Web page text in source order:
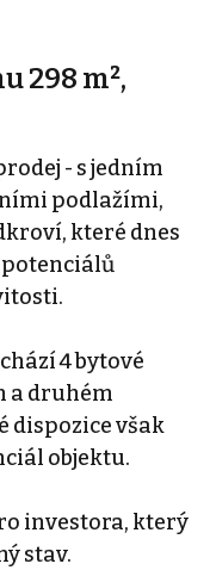
298 m²,
- s jedním
podlažími,
které dnes
potenciálů
4 bytové
a druhém
dispozice však
objektu.
investora, který
stav.